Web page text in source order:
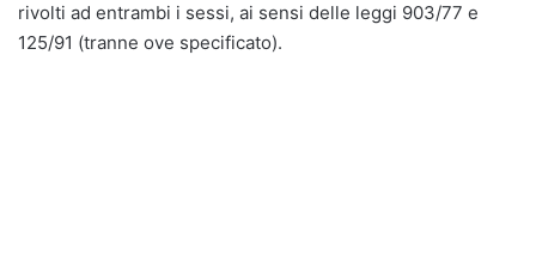
rivolti ad entrambi i sessi, ai sensi delle leggi 903/77 e
125/91 (tranne ove specificato).